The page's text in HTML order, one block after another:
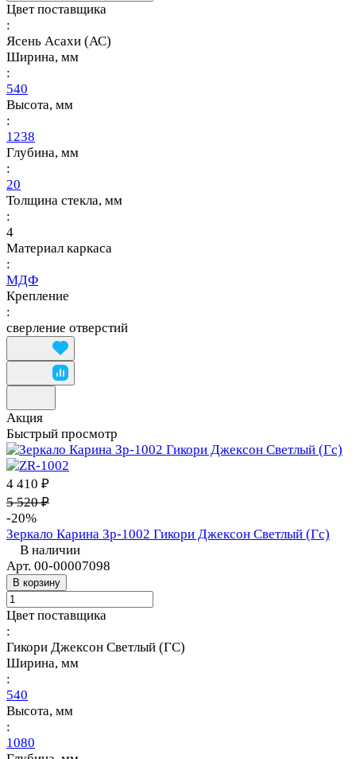
Цвет поставщика
:
Ясень Асахи (АС)
Ширина, мм
:
540
Высота, мм
:
1238
Глубина, мм
:
20
Толщина стекла, мм
:
4
Материал каркаса
:
МДФ
Крепление
:
сверление отверстий
Акция
Быстрый просмотр
4 410 ₽
5 520 ₽
-20%
Зеркало Карина Зр-1002 Гикори Джексон Светлый (Гс)
В наличии
Арт. 00-00007098
В корзину
Цвет поставщика
:
Гикори Джексон Светлый (ГС)
Ширина, мм
:
540
Высота, мм
:
1080